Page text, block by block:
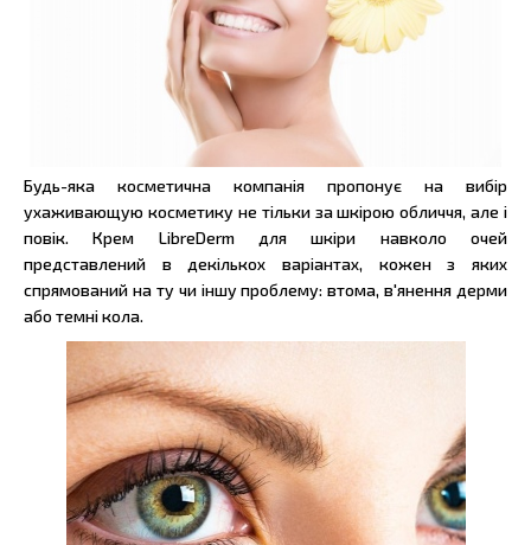
Будь-яка косметична компанія пропонує на вибір
ухаживающую косметику не тільки за шкірою обличчя, але і
повік. Крем LibreDerm для шкіри навколо очей
представлений в декількох варіантах, кожен з яких
спрямований на ту чи іншу проблему: втома, в'янення дерми
або темні кола.